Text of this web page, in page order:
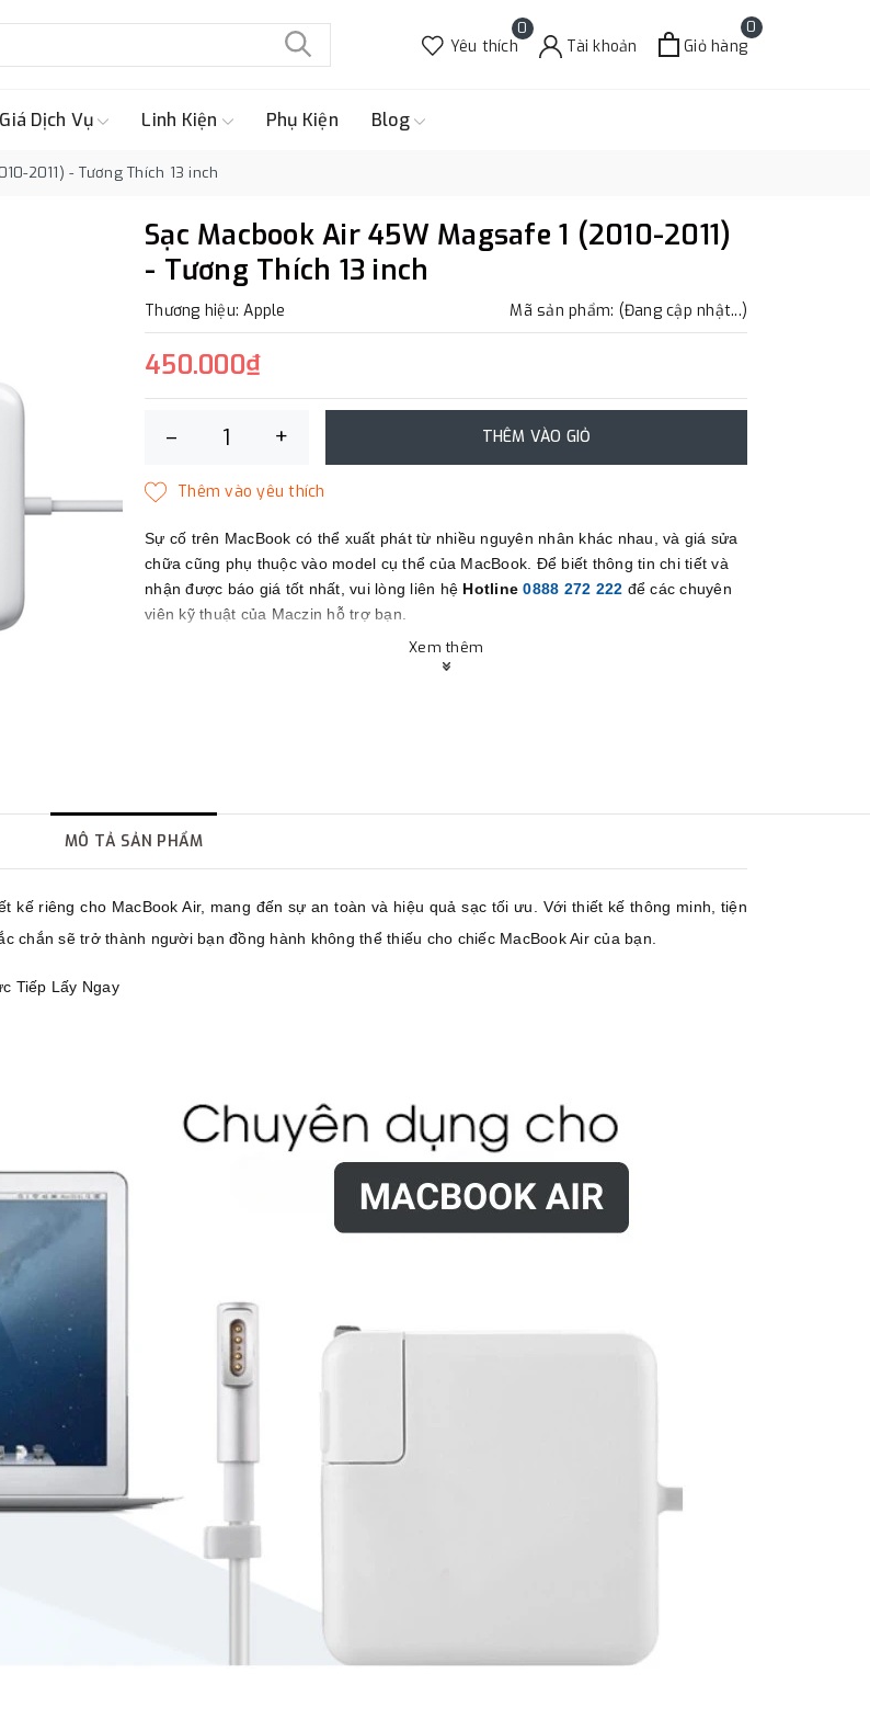
0
Yêu thích Tài khoản
0
Giỏ hàng
Dịch Vụ Linh Kiện Phụ Kiện Blog
2011) - Tương Thích 13 inch
Sạc Macbook Air 45W Magsafe 1 (2010-2011)
- Tương Thích 13 inch
Thương hiệu: Apple Mã sản phẩm: (Đang cập nhật...)
450.000₫
– + THÊM VÀO GIỎ
Sự cố trên MacBook có thể xuất phát từ nhiều nguyên nhân khác nhau, và giá sửa
chữa cũng phụ thuộc vào model cụ thể của MacBook. Để biết thông tin chi tiết và
nhận được báo giá tốt nhất, vui lòng liên hệ Hotline 0888 272 222 để các chuyên
viên kỹ thuật của Maczin hỗ trợ bạn.
Xem thêm
MÔ TẢ SẢN PHẨM
kế riêng cho MacBook Air, mang đến sự an toàn và hiệu quả sạc tối ưu. Với thiết kế thông minh, tiện
chắn sẽ trở thành người bạn đồng hành không thể thiếu cho chiếc MacBook Air của bạn.
Tiếp Lấy Ngay